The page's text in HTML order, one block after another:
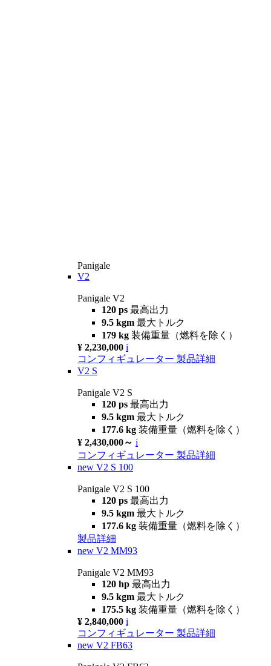
Panigale
V2
Panigale V2
120 ps 最高出力
9.5 kgm 最大トルク
179 kg 装備重量（燃料を除く）
¥ 2,230,000 i
コンフィギュレーター 製品詳細
V2 S
Panigale V2 S
120 ps 最高出力
9.5 kgm 最大トルク
177.6 kg 装備重量（燃料を除く）
¥ 2,430,000～ i
コンフィギュレーター 製品詳細
new V2 S 100
Panigale V2 S 100
120 ps 最高出力
9.5 kgm 最大トルク
177.6 kg 装備重量（燃料を除く）
製品詳細
new V2 MM93
Panigale V2 MM93
120 hp 最高出力
9.5 kgm 最大トルク
175.5 kg 装備重量（燃料を除く）
¥ 2,840,000 i
コンフィギュレーター 製品詳細
new V2 FB63